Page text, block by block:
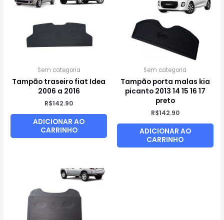
Sem categoria
Tampão traseiro fiat Idea
2006 a 2016
R$142.90
ADICIONAR AO
CARRINHO
Sem categoria
Tampão porta malas kia
picanto 2013 14 15 16 17
preto
R$142.90
ADICIONAR AO
CARRINHO